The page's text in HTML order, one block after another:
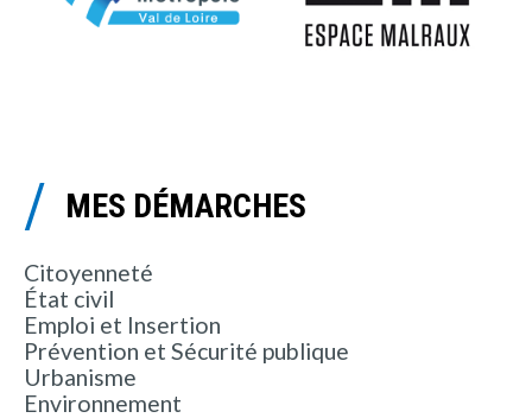
MES DÉMARCHES
Citoyenneté
État civil
Emploi et Insertion
Prévention et Sécurité publique
Urbanisme
Environnement